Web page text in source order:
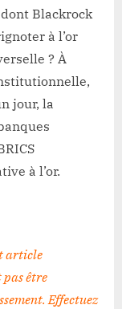
Blackrock
à l’or
? À
jour, la
à l’or.
article
pas être
Effectuez